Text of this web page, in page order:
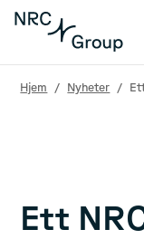
Hjem / Nyheter /
Ett